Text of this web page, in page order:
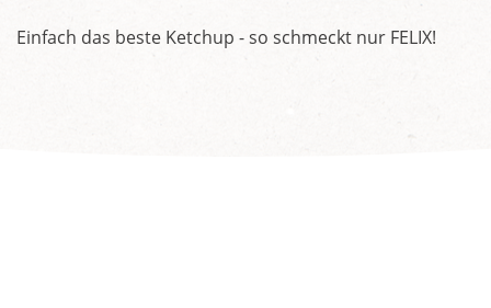
Einfach das beste Ketchup - so schmeckt nur FELIX!